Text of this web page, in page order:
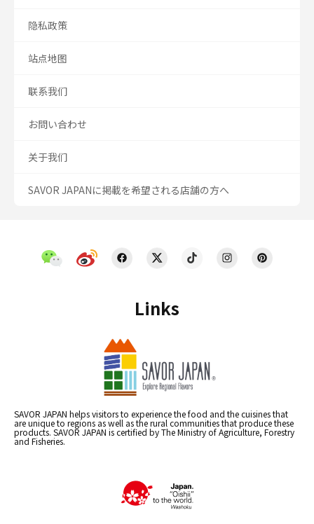
Links
SAVOR JAPAN helps visitors to experience the food and the cuisines that
are unique to regions as well as the rural communities that produce these
products. SAVOR JAPAN is certified by The Ministry of Agriculture, Forestry
and Fisheries.
隐私政策
站点地图
联系我们
お問い合わせ
关于我们
SAVOR JAPANに掲載を希望される店舗の方へ